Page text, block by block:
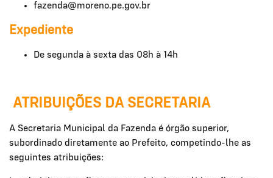
fazenda@moreno.pe.gov.br
Expediente
De segunda à sexta das 08h à 14h
ATRIBUIÇÕES DA SECRETARIA
A Secretaria Municipal da Fazenda é órgão superior,
subordinado diretamente ao Prefeito, competindo-lhe as
seguintes atribuições: